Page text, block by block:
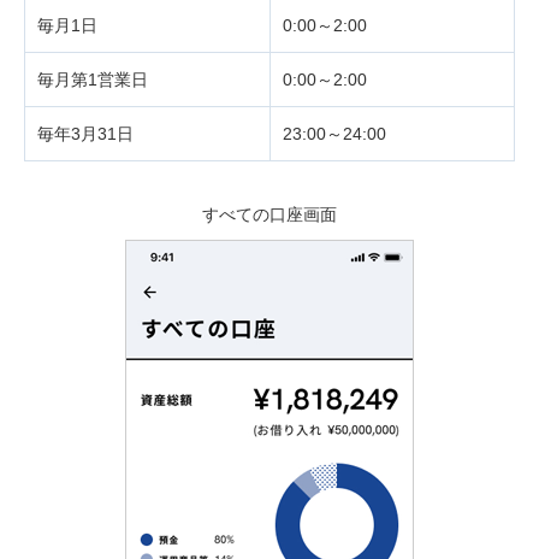
毎月1日 0:00～2:00
毎月第1営業日 0:00～2:00
毎年3月31日 23:00～24:00
すべての口座画面